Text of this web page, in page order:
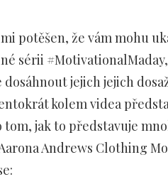
potěšen, že vám mohu
sérii
dosáhnout jejich jejich
kolem videa
tom, jak to představuje
Andrews Clothing